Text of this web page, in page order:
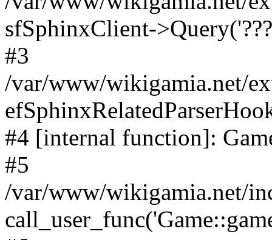
sfSphinxClient-
#3
/var/www/wikigamia.net/
#4 [internal function]:
#5
/var/www/wikigamia.net/